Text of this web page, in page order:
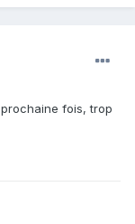
fois, trop